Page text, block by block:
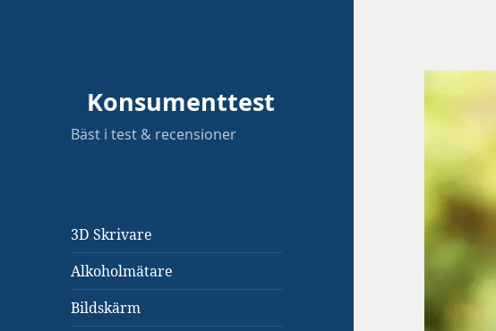
Konsumenttest
Bäst i test & recensioner
3D Skrivare
Alkoholmätare
Bildskärm